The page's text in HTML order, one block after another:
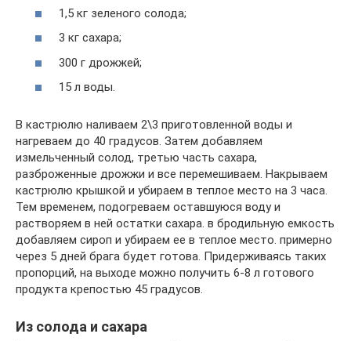
1,5 кг зеленого солода;
3 кг сахара;
300 г дрожжей;
15 л воды.
В кастрюлю наливаем 2\3 приготовленной воды и
нагреваем до 40 градусов. Затем добавляем
измельченный солод, третью часть сахара,
разброженные дрожжи и все перемешиваем. Накрываем
кастрюлю крышкой и убираем в теплое место на 3 часа.
Тем временем, подогреваем оставшуюся воду и
растворяем в ней остатки сахара. в бродильную емкость
добавляем сироп и убираем ее в теплое место. примерно
через 5 дней брага будет готова. Придерживаясь таких
пропорций, на выходе можно получить 6-8 л готового
продукта крепостью 45 градусов.
Из солода и сахара